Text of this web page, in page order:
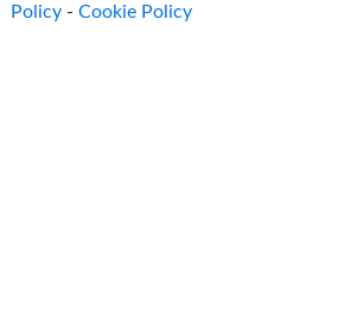
Policy -Cookie Policy